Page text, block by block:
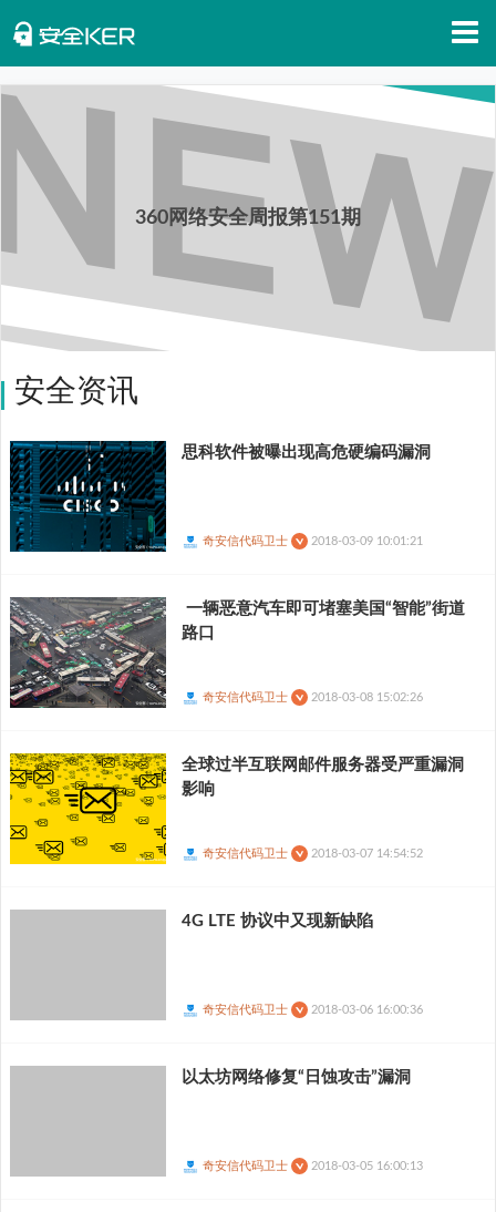
首页
安全知识
安全资讯
招聘信息
APP下载
360网络安全周报第151期
安全资讯
思科软件被曝出现高危硬编码漏洞
奇安信代码卫士 2018-03-09 10:01:21
一辆恶意汽车即可堵塞美国“智能”街道
路口
奇安信代码卫士 2018-03-08 15:02:26
全球过半互联网邮件服务器受严重漏洞
影响
奇安信代码卫士 2018-03-07 14:54:52
4G LTE 协议中又现新缺陷
奇安信代码卫士 2018-03-06 16:00:36
以太坊网络修复“日蚀攻击”漏洞
奇安信代码卫士 2018-03-05 16:00:13